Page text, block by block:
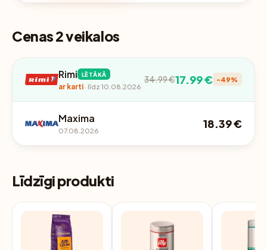
Cenas 2 veikalos
Rimi LĒTĀKĀ
ar karti· līdz 10.08.2026
34.99 €17.99 € -49%
Maxima
07.08.2026
18.39 €
Līdzīgi produkti